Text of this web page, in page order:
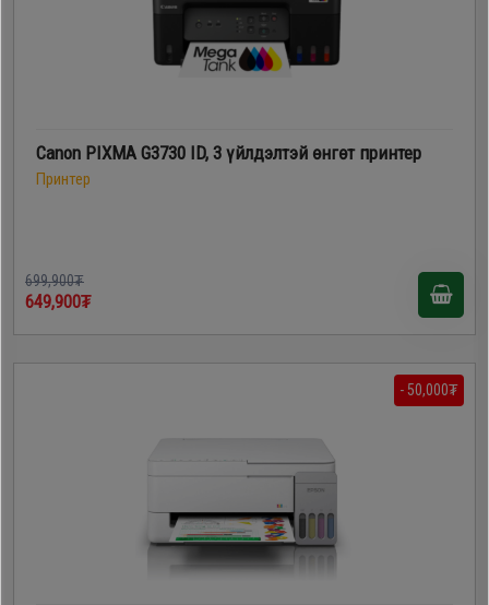
Canon PIXMA G3730 ID, 3 үйлдэлтэй өнгөт принтер
Принтер
699,900₮
649,900₮
- 50,000₮